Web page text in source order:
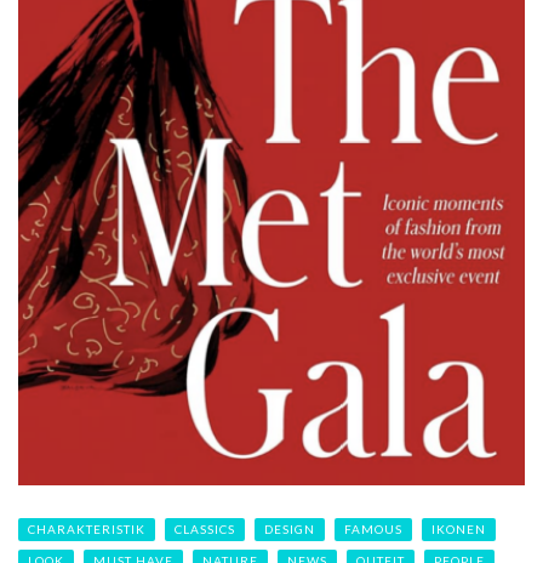
CHARAKTERISTIK CLASSICS DESIGN FAMOUS IKONEN